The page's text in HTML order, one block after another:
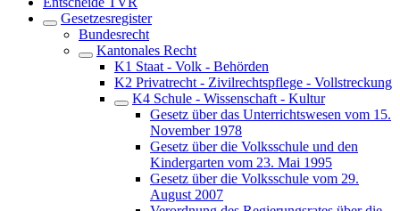
Gesetzesregister
Bundesrecht
Kantonales Recht
K1 Staat - Volk - Behörden
K2 Privatrecht - Zivilrechtspflege - Vollstreckung
K4 Schule - Wissenschaft - Kultur
Gesetz über das Unterrichtswesen vom 15.
November 1978
Gesetz über die Volksschule und den
Kindergarten vom 23. Mai 1995
Gesetz über die Volksschule vom 29.
August 2007